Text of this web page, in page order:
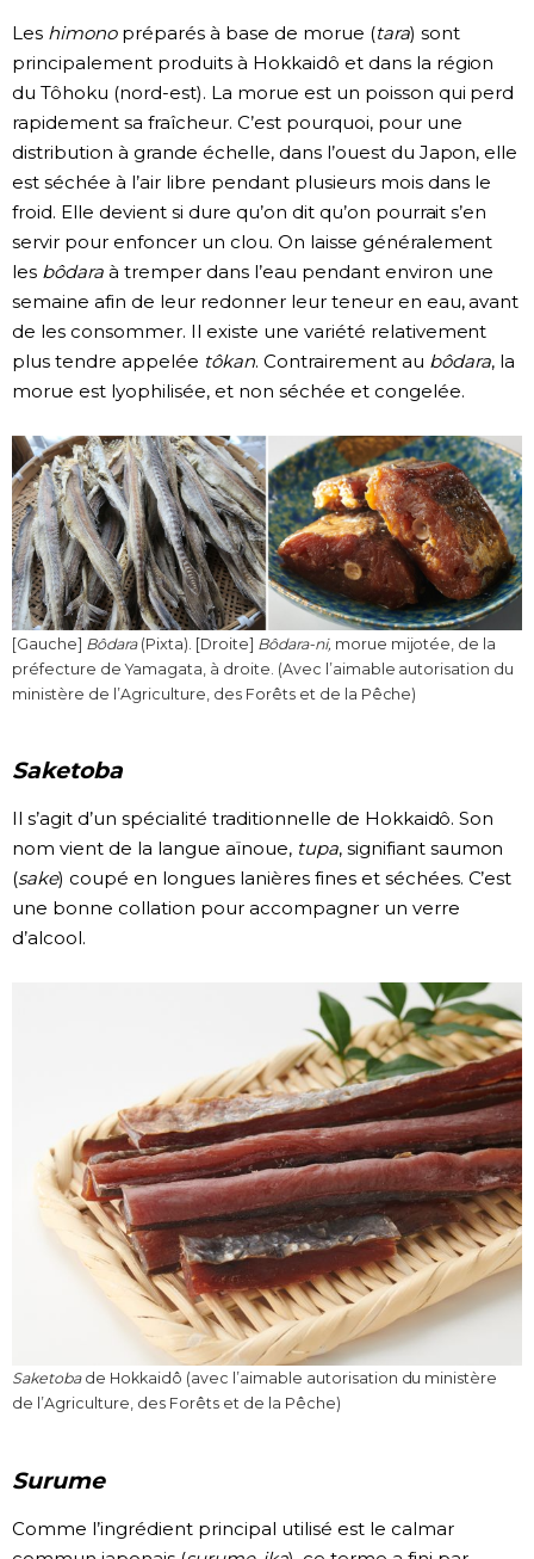
Les himonopréparés à base de morue (tara) sont
principalement produits à Hokkaidô et dans la région
du Tôhoku (nord-est). La morue est un poisson qui perd
rapidement sa fraîcheur. C’est pourquoi, pour une
distribution à grande échelle, dans l’ouest du Japon, elle
est séchée à l’air libre pendant plusieurs mois dans le
froid. Elle devient si dure qu’on dit qu’on pourrait s’en
servir pour enfoncer un clou. On laisse généralement
les bôdaraà tremper dans l’eau pendant environ une
semaine afin de leur redonner leur teneur en eau, avant
de les consommer. Il existe une variété relativement
plus tendre appelée tôkan. Contrairement au bôdara, la
morue est lyophilisée, et non séchée et congelée.
[Gauche] Bôdara(Pixta). [Droite] Bôdara-ni, morue mijotée, de la
préfecture de Yamagata, à droite. (Avec l’aimable autorisation du
ministère de l’Agriculture, des Forêts et de la Pêche)
Saketoba
Il s’agit d’un spécialité traditionnelle de Hokkaidô. Son
nom vient de la langue aïnoue, tupa, signifiant saumon
(sake) coupé en longues lanières fines et séchées. C’est
une bonne collation pour accompagner un verre
d’alcool.
Saketobade Hokkaidô (avec l’aimable autorisation du ministère
de l’Agriculture, des Forêts et de la Pêche)
Surume
Comme l’ingrédient principal utilisé est le calmar